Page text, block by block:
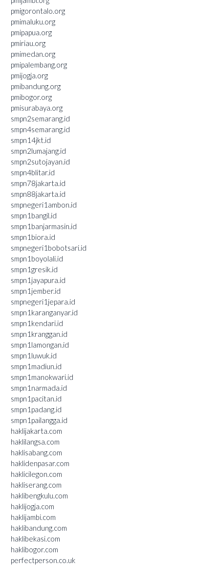
pmigorontalo.org
pmimaluku.org
pmipapua.org
pmiriau.org
pmimedan.org
pmipalembang.org
pmijogja.org
pmibandung.org
pmibogor.org
pmisurabaya.org
smpn2semarang.id
smpn4semarang.id
smpn14jkt.id
smpn2lumajang.id
smpn2sutojayan.id
smpn4blitar.id
smpn78jakarta.id
smpn88jakarta.id
smpnegeri1ambon.id
smpn1bangil.id
smpn1banjarmasin.id
smpn1biora.id
smpnegeri1bobotsari.id
smpn1boyolali.id
smpn1gresik.id
smpn1jayapura.id
smpn1jember.id
smpnegeri1jepara.id
smpn1karanganyar.id
smpn1kendari.id
smpn1kranggan.id
smpn1lamongan.id
smpn1luwuk.id
smpn1madiun.id
smpn1manokwari.id
smpn1narmada.id
smpn1pacitan.id
smpn1padang.id
smpn1pailangga.id
haklijakarta.com
haklilangsa.com
haklisabang.com
haklidenpasar.com
haklicilegon.com
hakliserang.com
haklibengkulu.com
haklijogja.com
haklijambi.com
haklibandung.com
haklibekasi.com
haklibogor.com
perfectperson.co.uk